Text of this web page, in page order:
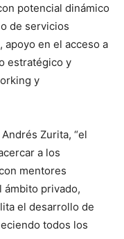
potencial dinámico
de servicios
apoyo en el acceso a
estratégico y
y
Zurita, “el
a los
mentores
ámbito privado,
el desarrollo de
todos los